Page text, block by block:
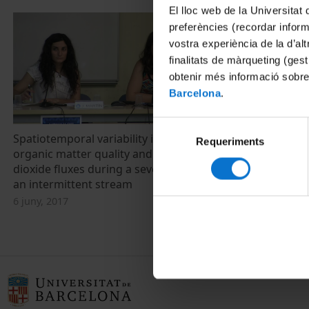
El lloc web de la Universitat
preferències (recordar
vostra experiència de la
finalitats de màrqueting
obtenir més informació
Barcelona.
Selecció
consentiment
Requeriments
Spatiotemporal variability in dissolved
organic matter quality and carbon
dioxide fluxes during a severe drought in
an intermittent stream
6 juny, 2017
Col·loqui
6 juny, 2017